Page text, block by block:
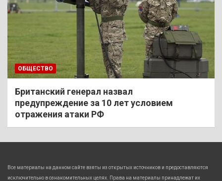
ОБЩЕСТВО
Британский генерал назвал
предупреждение за 10 лет условием
отражения атаки РФ
Все материалы на данном сайте взяты из открытых источников и предоставляются
исключительно в ознакомительных целях. Права на материалы принадлежат их